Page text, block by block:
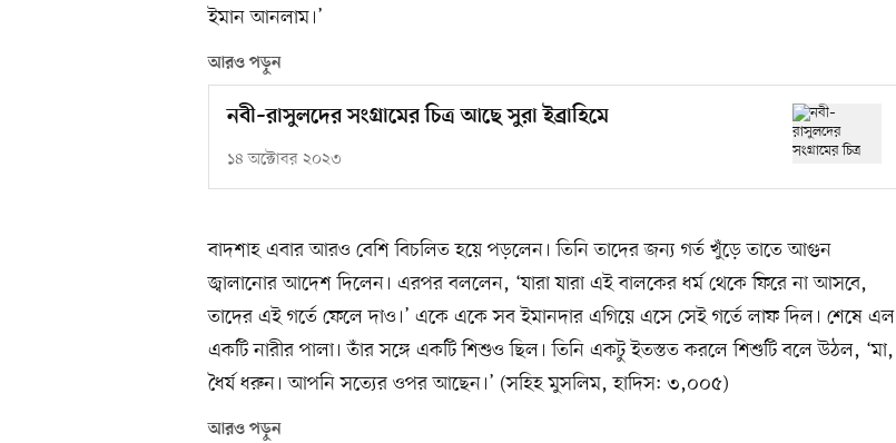
ইমান আনলাম।’
আরও পড়ুন
নবী–রাসুলদের সংগ্রামের চিত্র আছে সুরা ইব্রাহিমে
১৪ অক্টোবর ২০২৩
বাদশাহ এবার আরও বেশি বিচলিত হয়ে পড়লেন। তিনি তাদের জন্য গর্ত খুঁড়ে তাতে আগুন
জ্বালানোর আদেশ দিলেন। এরপর বললেন, ‘যারা যারা এই বালকের ধর্ম থেকে ফিরে না আসবে,
তাদের এই গর্তে ফেলে দাও।’ একে একে সব ইমানদার এগিয়ে এসে সেই গর্তে লাফ দিল। শেষে এল
একটি নারীর পালা। তাঁর সঙ্গে একটি শিশুও ছিল। তিনি একটু ইতস্তত করলে শিশুটি বলে উঠল, ‘মা,
ধৈর্য ধরুন। আপনি সত্যের ওপর আছেন।’ (সহিহ মুসলিম, হাদিস: ৩,০০৫)
আরও পড়ুন